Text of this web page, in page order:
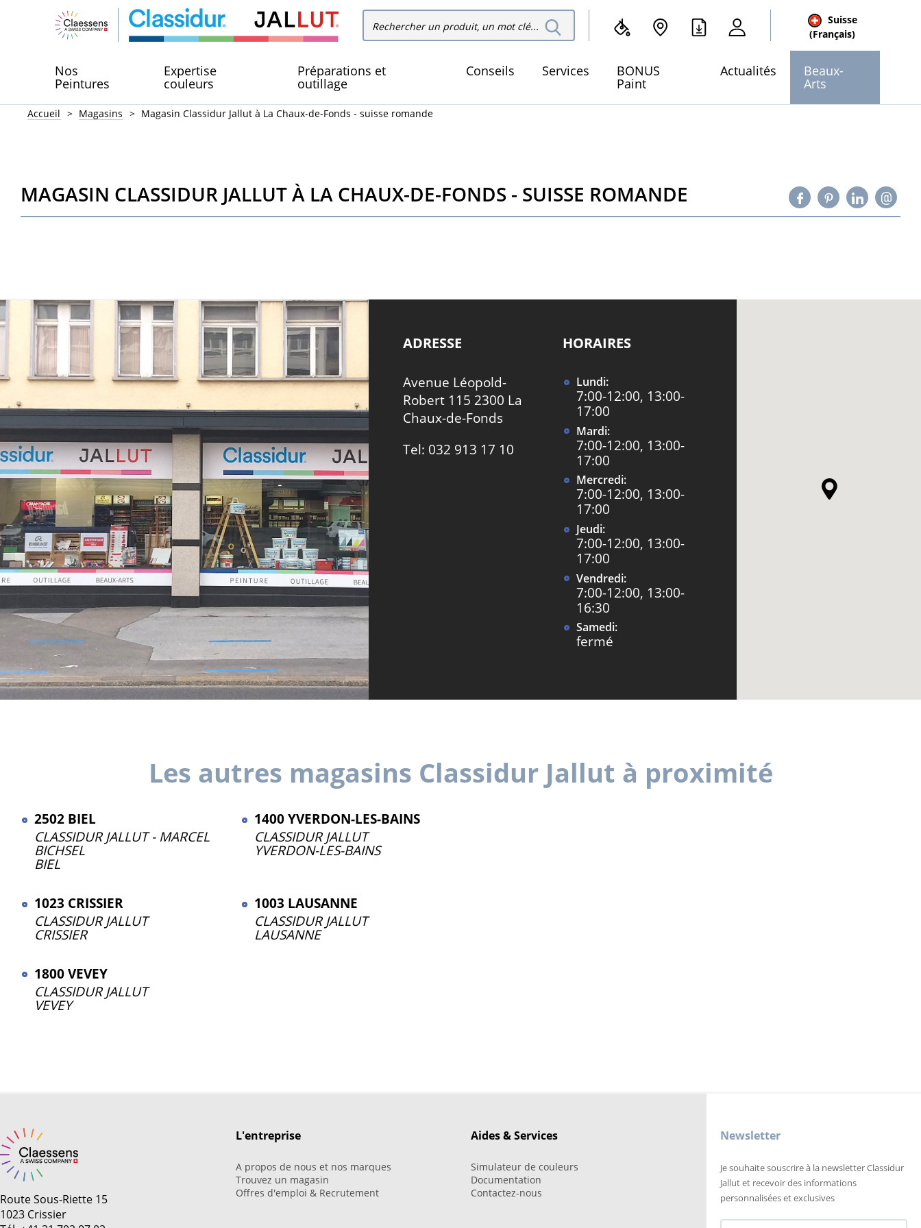
Rechercher dans le site
Rechercher
dans le site
Suisse
(Français)
Nos
Peintures
Expertise
couleurs
Préparations et
outillage
Conseils Services BONUS
Paint
Actualités Beaux-
Arts
Accueil Magasins Magasin Classidur Jallut à La Chaux-de-Fonds - suisse romande
MAGASIN CLASSIDUR JALLUT À LA CHAUX-DE-FONDS - SUISSE ROMANDE
ADRESSE
Avenue Léopold-
Robert 115 2300 La
Chaux-de-Fonds
Tel: 032 913 17 10
HORAIRES
Lundi:
7:00-12:00, 13:00-
17:00
Mardi:
7:00-12:00, 13:00-
17:00
Mercredi:
7:00-12:00, 13:00-
17:00
Jeudi:
7:00-12:00, 13:00-
17:00
Vendredi:
7:00-12:00, 13:00-
16:30
Samedi:
fermé
Les autres magasins Classidur Jallut à proximité
2502 BIEL
CLASSIDUR JALLUT - MARCEL
BICHSEL
BIEL
1400 YVERDON-LES-BAINS
CLASSIDUR JALLUT
YVERDON-LES-BAINS
1023 CRISSIER
CLASSIDUR JALLUT
CRISSIER
1003 LAUSANNE
CLASSIDUR JALLUT
LAUSANNE
1800 VEVEY
CLASSIDUR JALLUT
VEVEY
Route Sous-Riette 15
1023 Crissier
L'entreprise
A propos de nous et nos marques
Trouvez un magasin
Offres d'emploi & Recrutement
Aides & Services
Simulateur de couleurs
Documentation
Contactez-nous
Newsletter
Je souhaite souscrire à la newsletter Classidur
Jallut et recevoir des informations
personnalisées et exclusives